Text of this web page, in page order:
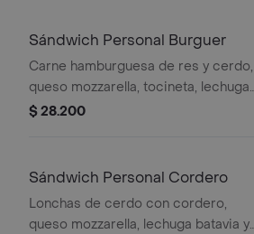
Sándwich Personal Burguer
Carne hamburguesa de res y cerdo,
queso mozzarella, tocineta, lechuga
Batavia, tomate, pepinillos, salsa BBQ
$ 28.200
Sándwich Personal Cordero
Lonchas de cerdo con cordero,
queso mozzarella, lechuga batavia y